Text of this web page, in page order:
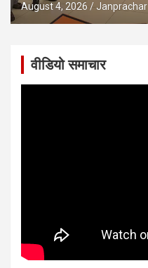
August 4, 2026
वीडियो समाचार